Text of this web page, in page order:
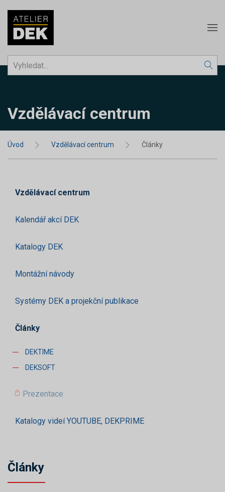
Vzdělávací centrum
Úvod Vzdělávací centrum Články
Vzdělávací centrum
Kalendář akcí DEK
Katalogy DEK
Montážní návody
Systémy DEK a projekční publikace
Články
DEKTIME
DEKSOFT
Prezentace
Katalogy videí YOUTUBE, DEKPRIME
Články